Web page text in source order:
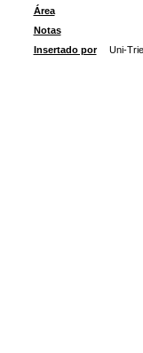
Área
Notas
Insertado por
Uni-